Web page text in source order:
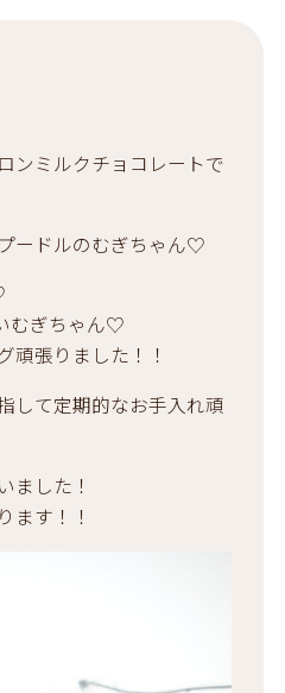
ンミルクチョコレートで
ードルのむぎちゃん♡
むぎちゃん♡
頑張りました！！
して定期的なお手入れ頑
ました！
ます！！